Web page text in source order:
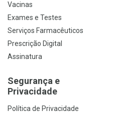
Vacinas
Exames e Testes
Serviços Farmacêuticos
Prescrição Digital
Assinatura
Segurança e
Privacidade
Política de Privacidade